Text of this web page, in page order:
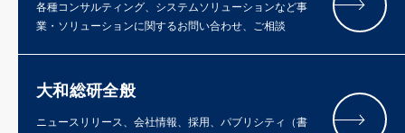
各種コンサルティング、システムソリューションなど事
業・ソリューションに関するお問い合わせ、ご相談
大和総研全般
ニュースリリース、会社情報、採用、パブリシティ（書